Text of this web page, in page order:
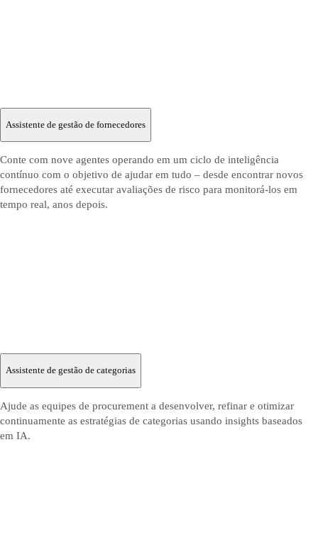
Assistente de gestão de fornecedores
Conte com nove agentes operando em um ciclo de inteligência
contínuo com o objetivo de ajudar em tudo – desde encontrar novos
fornecedores até executar avaliações de risco para monitorá-los em
tempo real, anos depois.
Assistente de gestão de categorias
Ajude as equipes de procurement a desenvolver, refinar e otimizar
continuamente as estratégias de categorias usando insights baseados
em IA.